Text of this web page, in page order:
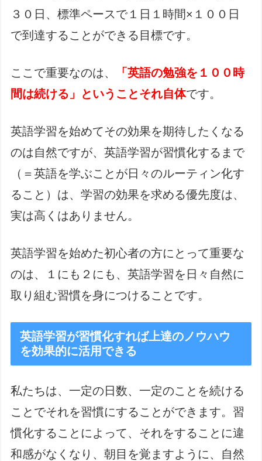
３０日、標準ペースで１日１時間×１００日
で到達することができる目標です。
ここで重要なのは、
「英語の勉強を１００時
間は続ける」ということそれ自体です。
英語学習を始めてその効果を期待したくなる
のは自然ですが、英語学習が習慣化するまで
（＝英語を学ぶことが日々のルーティン化す
ること）は、学習の効果を求める優先度は、
実は高くはありません。
英語学習を始めた初心者の方にとって重要な
のは、１にも２にも、英語学習を日々自然に
取り組む習慣を身につけることです。
英語学習が習慣化すれば上達のノウハウ
を効果的に活用できる
私たちは、一定の日数、一定のことを続ける
ことでそれを習慣にすることができます。習
慣化することによって、それをすることに違
和感がなくなり、朝目を覚ますように、自然